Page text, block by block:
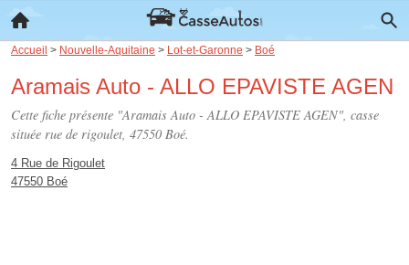
Accueil > Nouvelle-Aquitaine > Lot-et-Garonne > Boé
Aramais Auto - ALLO EPAVISTE AGEN
Cette fiche présente "Aramais Auto - ALLO EPAVISTE AGEN", casse
située rue de rigoulet, 47550 Boé.
4 Rue de Rigoulet
47550 Boé